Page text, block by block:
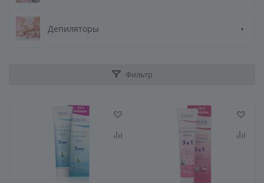
Депиляторы
Фильтр